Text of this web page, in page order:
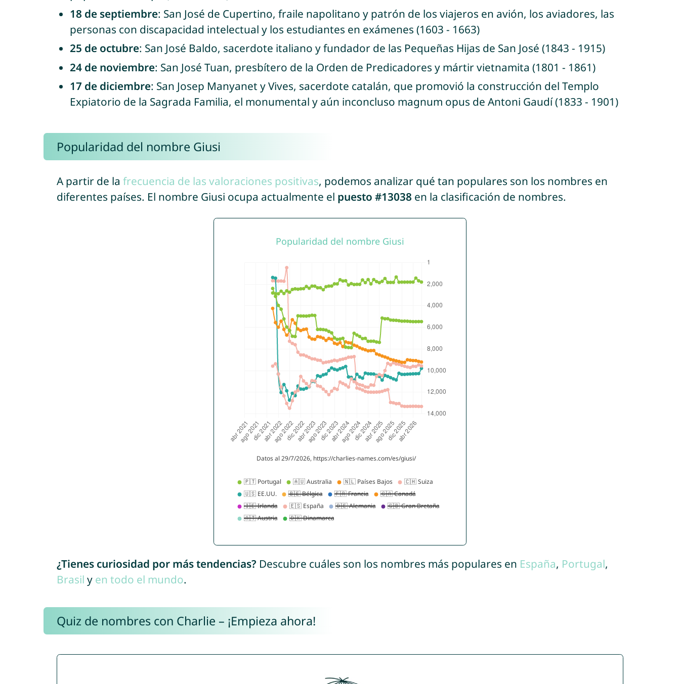
18 de septiembre: San José de Cupertino, fraile napolitano y patrón de los viajeros en avión, los aviadores, las
personas con discapacidad intelectual y los estudiantes en exámenes (1603 - 1663)
25 de octubre: San José Baldo, sacerdote italiano y fundador de las Pequeñas Hijas de San José (1843 - 1915)
24 de noviembre: San José Tuan, presbítero de la Orden de Predicadores y mártir vietnamita (1801 - 1861)
17 de diciembre: San Josep Manyanet y Vives, sacerdote catalán, que promovió la construcción del Templo
Expiatorio de la Sagrada Familia, el monumental y aún inconcluso magnum opus de Antoni Gaudí (1833 - 1901)
Popularidad del nombre Giusi
A partir de la frecuencia de las valoraciones positivas, podemos analizar qué tan populares son los nombres en
diferentes países. El nombre Giusi ocupa actualmente el puesto #13038 en la clasificación de nombres.
¿Tienes curiosidad por más tendencias? Descubre cuáles son los nombres más populares en España, Portugal,
Brasil y en todo el mundo.
Quiz de nombres con Charlie – ¡Empieza ahora!